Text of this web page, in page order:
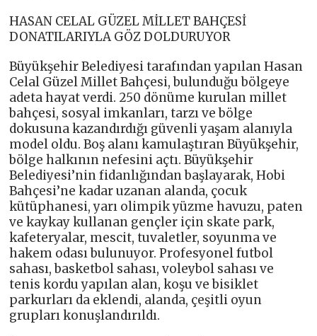
HASAN CELAL GÜZEL MİLLET BAHÇESİ
DONATILARIYLA GÖZ DOLDURUYOR
Büyükşehir Belediyesi tarafından yapılan Hasan
Celal Güzel Millet Bahçesi, bulunduğu bölgeye
adeta hayat verdi. 250 dönüme kurulan millet
bahçesi, sosyal imkanları, tarzı ve bölge
dokusuna kazandırdığı güvenli yaşam alanıyla
model oldu. Boş alanı kamulaştıran Büyükşehir,
bölge halkının nefesini açtı. Büyükşehir
Belediyesi’nin fidanlığından başlayarak, Hobi
Bahçesi’ne kadar uzanan alanda, çocuk
kütüphanesi, yarı olimpik yüzme havuzu, paten
ve kaykay kullanan gençler için skate park,
kafeteryalar, mescit, tuvaletler, soyunma ve
hakem odası bulunuyor. Profesyonel futbol
sahası, basketbol sahası, voleybol sahası ve
tenis kordu yapılan alan, koşu ve bisiklet
parkurları da eklendi, alanda, çeşitli oyun
grupları konuşlandırıldı.